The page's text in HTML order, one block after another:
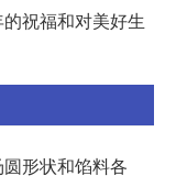
祝福和对美好生
形状和馅料各